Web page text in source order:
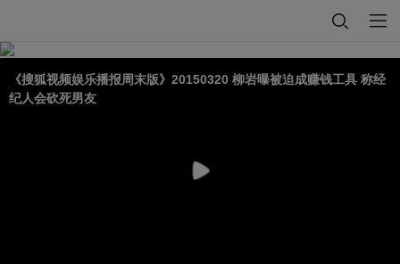
《搜狐视频娱乐播报周末版》20150320 柳岩曝被迫成赚钱工具 称经
纪人会砍死男友